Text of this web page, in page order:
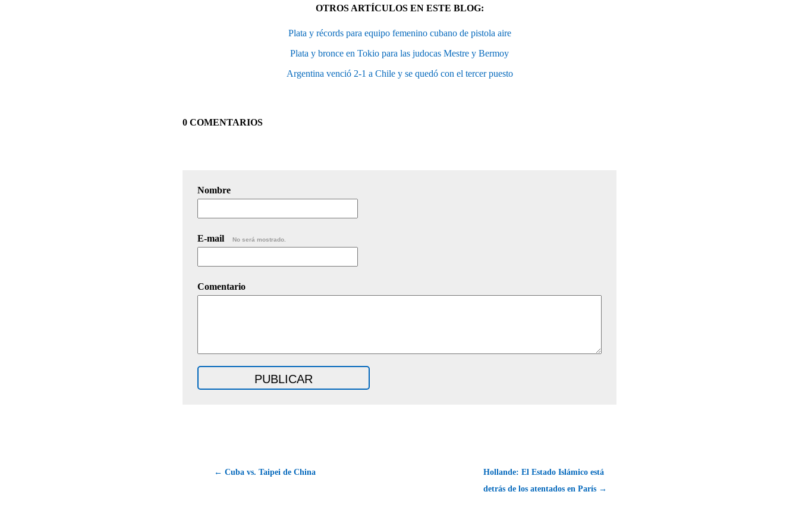
OTROS ARTÍCULOS EN ESTE BLOG:
Plata y récords para equipo femenino cubano de pistola aire
Plata y bronce en Tokio para las judocas Mestre y Bermoy
Argentina venció 2-1 a Chile y se quedó con el tercer puesto
0 COMENTARIOS
Nombre
E-mail No será mostrado.
Comentario
← Cuba vs. Taipei de China
Hollande: El Estado Islámico está
detrás de los atentados en París →